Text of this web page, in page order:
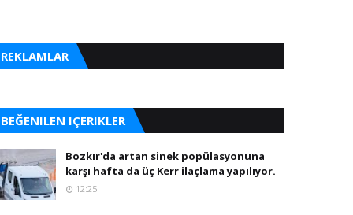
REKLAMLAR
BEĞENILEN IÇERIKLER
Bozkır'da artan sinek popülasyonuna
karşı hafta da üç Kerr ilaçlama yapılıyor.
12:25